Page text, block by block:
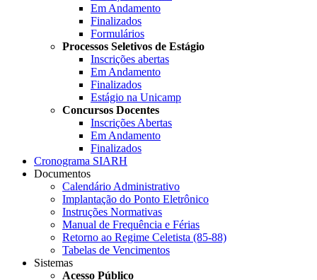
Em Andamento
Finalizados
Formulários
Processos Seletivos de Estágio
Inscrições abertas
Em Andamento
Finalizados
Estágio na Unicamp
Concursos Docentes
Inscrições Abertas
Em Andamento
Finalizados
Cronograma SIARH
Documentos
Calendário Administrativo
Implantação do Ponto Eletrônico
Instruções Normativas
Manual de Frequência e Férias
Retorno ao Regime Celetista (85-88)
Tabelas de Vencimentos
Sistemas
Acesso Público